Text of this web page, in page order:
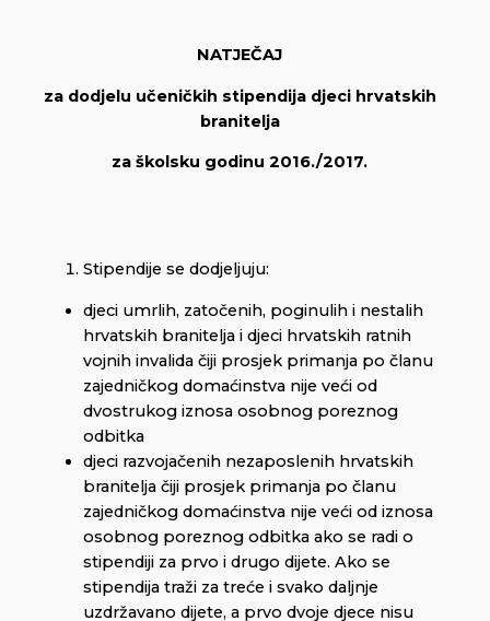
NATJEČAJ
za dodjelu učeničkih stipendija djeci hrvatskih
branitelja
za školsku godinu 2016./2017.
Stipendije se dodjeljuju:
djeci umrlih, zatočenih, poginulih i nestalih
hrvatskih branitelja i djeci hrvatskih ratnih
vojnih invalida čiji prosjek primanja po članu
zajedničkog domaćinstva nije veći od
dvostrukog iznosa osobnog poreznog
odbitka
djeci razvojačenih nezaposlenih hrvatskih
branitelja čiji prosjek primanja po članu
zajedničkog domaćinstva nije veći od iznosa
osobnog poreznog odbitka ako se radi o
stipendiji za prvo i drugo dijete. Ako se
stipendija traži za treće i svako daljnje
uzdržavano dijete, a prvo dvoje djece nisu